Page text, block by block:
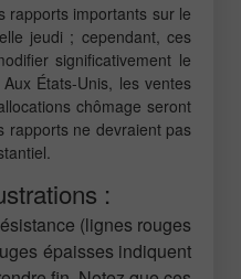
rapports importants sur le
jeudi ; cependant, ces
significativement le
États-Unis, les ventes
chômage seront
rapports ne devraient pas
:
(lignes rouges
épaisses indiquent